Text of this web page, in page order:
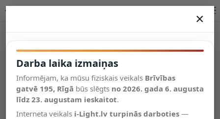
Salīdzināt
Vēlmju
saraksts
Valodas
×
Darba laika izmaiņas
Informējam, ka mūsu fiziskais veikals Brīvības
gatvē 195, Rīgā būs slēgts no 2026. gada 6. augusta
līdz 23. augustam ieskaitot.
Interneta veikals i-Light.lv turpinās darboties —